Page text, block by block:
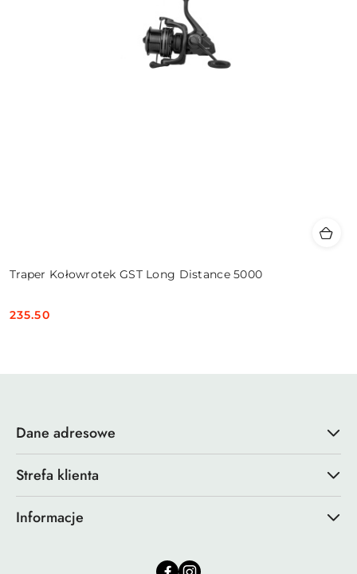
Traper Kołowrotek GST Long Distance 5000
Cena:
235.50
Dane adresowe
Strefa klienta
Informacje